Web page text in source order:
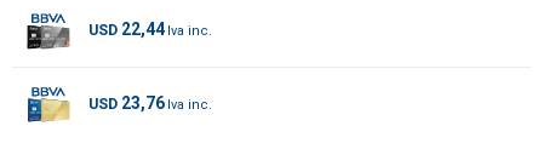
USD 22,44
USD 23,76